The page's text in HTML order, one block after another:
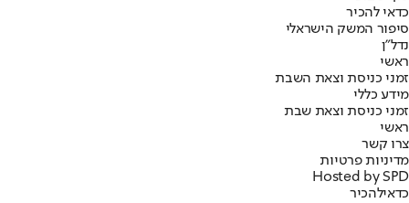
כדאי להכיר
סיפור המשק הישראלי
נדל"ן
ראשי
זמני כניסת וצאת השבת
מידע כללי
זמני כניסת וצאת שבת
ראשי
צרו קשר
מדיניות פרטיות
Hosted by SPD
כדאילהכיר